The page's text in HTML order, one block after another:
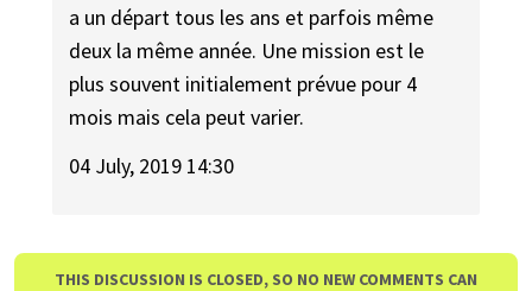
a un départ tous les ans et parfois même
deux la même année. Une mission est le
plus souvent initialement prévue pour 4
mois mais cela peut varier.
04 July, 2019 14:30
THIS DISCUSSION IS CLOSED, SO NO NEW COMMENTS CAN